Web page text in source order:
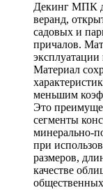
Декинг МПК
веранд,
садовых и
причалов.
Материал
меньшим
Это
сегменты
минерально-
при
размеров,
качестве